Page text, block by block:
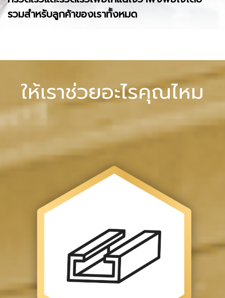
รวมสำหรับลูกค้าของเราทั้งหมด
ให้เราช่วยอะไรคุณไหม